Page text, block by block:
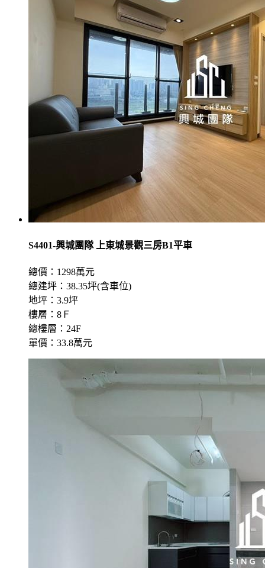
S4401-興城團隊 上東城景觀三房B1平車
總價：1298萬元
總建坪：38.35坪(含車位)
地坪：3.9坪
樓層：8Ｆ
總樓層：24F
單價：33.8萬元